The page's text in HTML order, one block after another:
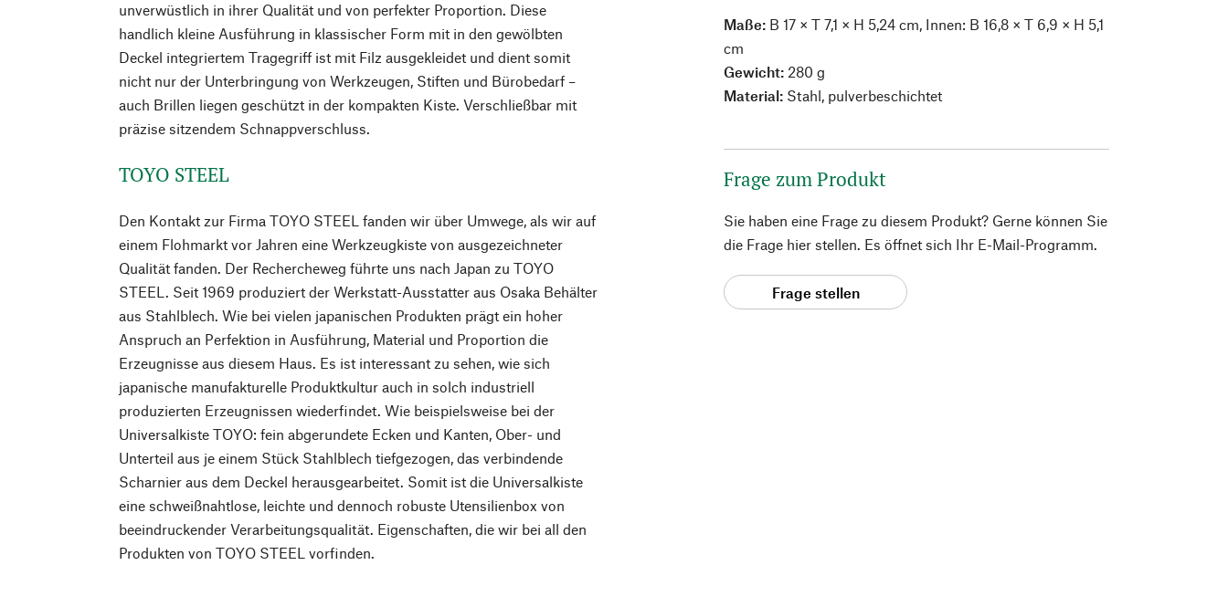
unverwüstlich in ihrer Qualität und von perfekter Proportion. Diese
handlich kleine Ausführung in klassischer Form mit in den gewölbten
Deckel integriertem Tragegriff ist mit Filz ausgekleidet und dient somit
nicht nur der Unterbringung von Werkzeugen, Stiften und Bürobedarf –
auch Brillen liegen geschützt in der kompakten Kiste. Verschließbar mit
präzise sitzendem Schnappverschluss.
TOYO STEEL
Den Kontakt zur Firma TOYO STEEL fanden wir über Umwege, als wir auf
einem Flohmarkt vor Jahren eine Werkzeugkiste von ausgezeichneter
Qualität fanden. Der Rechercheweg führte uns nach Japan zu TOYO
STEEL. Seit 1969 produziert der Werkstatt-Ausstatter aus Osaka Behälter
aus Stahlblech. Wie bei vielen japanischen Produkten prägt ein hoher
Anspruch an Perfektion in Ausführung, Material und Proportion die
Erzeugnisse aus diesem Haus. Es ist interessant zu sehen, wie sich
japanische manufakturelle Produktkultur auch in solch industriell
produzierten Erzeugnissen wiederfindet. Wie beispielsweise bei der
Universalkiste TOYO: fein abgerundete Ecken und Kanten, Ober- und
Unterteil aus je einem Stück Stahlblech tiefgezogen, das verbindende
Scharnier aus dem Deckel herausgearbeitet. Somit ist die Universalkiste
eine schweißnahtlose, leichte und dennoch robuste Utensilienbox von
beeindruckender Verarbeitungsqualität. Eigenschaften, die wir bei all den
Produkten von TOYO STEEL vorfinden.
Maße: B 17 × T 7,1 × H 5,24 cm, Innen: B 16,8 × T 6,9 × H 5,1
cm
Gewicht: 280 g
Material: Stahl, pulverbeschichtet
Frage zum Produkt
Sie haben eine Frage zu diesem Produkt? Gerne können Sie
die Frage hier stellen. Es öffnet sich Ihr E-Mail-Programm.
Frage stellen